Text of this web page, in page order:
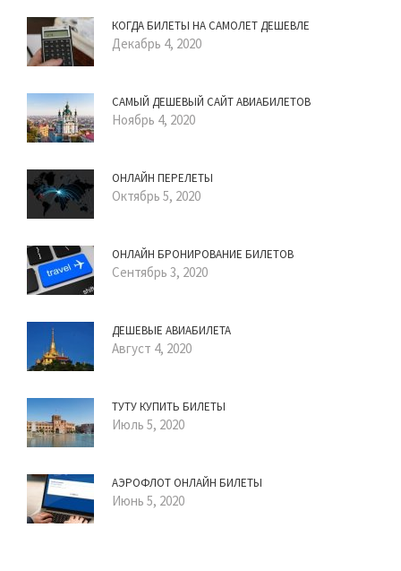
КОГДА БИЛЕТЫ НА САМОЛЕТ ДЕШЕВЛЕ
Декабрь 4, 2020
САМЫЙ ДЕШЕВЫЙ САЙТ АВИАБИЛЕТОВ
Ноябрь 4, 2020
ОНЛАЙН ПЕРЕЛЕТЫ
Октябрь 5, 2020
ОНЛАЙН БРОНИРОВАНИЕ БИЛЕТОВ
Сентябрь 3, 2020
ДЕШЕВЫЕ АВИАБИЛЕТА
Август 4, 2020
ТУТУ КУПИТЬ БИЛЕТЫ
Июль 5, 2020
АЭРОФЛОТ ОНЛАЙН БИЛЕТЫ
Июнь 5, 2020